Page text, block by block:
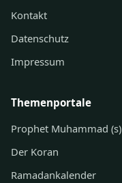
Kontakt
Datenschutz
Impressum
Themenportale
Prophet Muhammad (s)
Der Koran
Ramadankalender